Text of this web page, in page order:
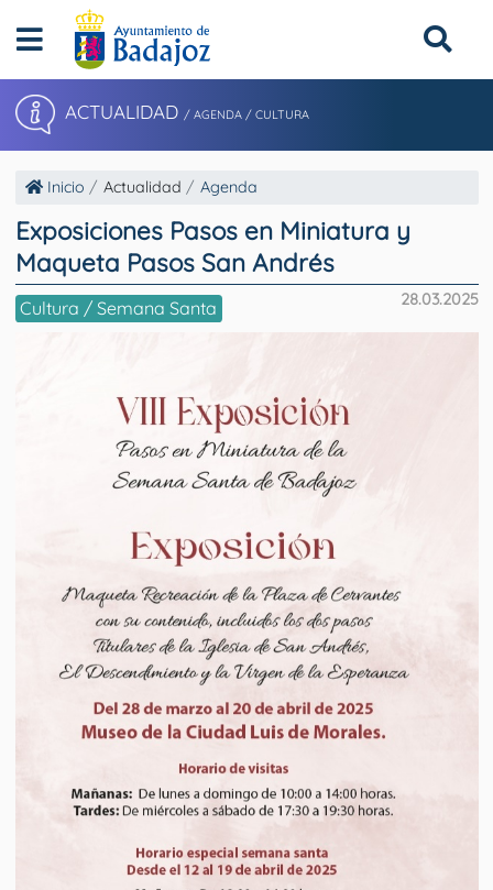
ACTUALIDAD / AGENDA / CULTURA
Inicio Actualidad Agenda
Exposiciones Pasos en Miniatura y
Maqueta Pasos San Andrés
28.03.2025
Cultura / Semana Santa